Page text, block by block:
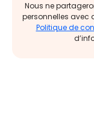
Nous ne
personnelles avec
Politique de